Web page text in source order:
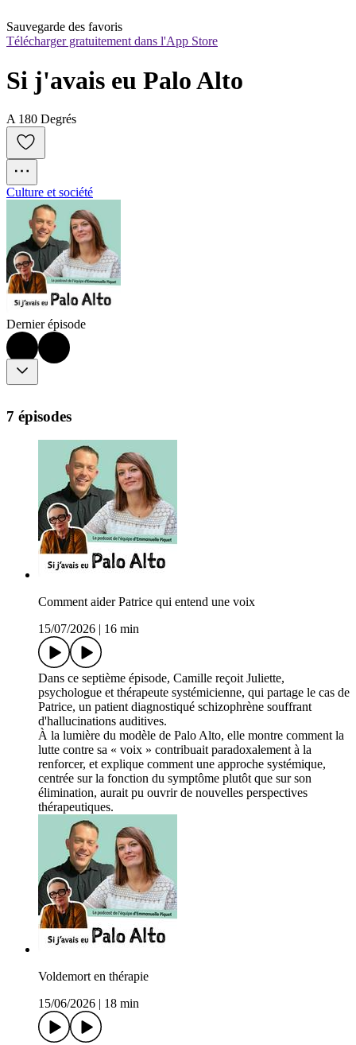
Sauvegarde des favoris
Télécharger gratuitement dans l'App Store
Si j'avais eu Palo Alto
A 180 Degrés
Culture et société
Dernier épisode
7 épisodes
Comment aider Patrice qui entend une voix
15/07/2026
16 min
Dans ce septième épisode, Camille reçoit Juliette,
psychologue et thérapeute systémicienne, qui partage le cas de
Patrice, un patient diagnostiqué schizophrène souffrant
d'hallucinations auditives.
À la lumière du modèle de Palo Alto, elle montre comment la
lutte contre sa « voix » contribuait paradoxalement à la
renforcer, et explique comment une approche systémique,
centrée sur la fonction du symptôme plutôt que sur son
élimination, aurait pu ouvrir de nouvelles perspectives
thérapeutiques.
Voldemort en thérapie
15/06/2026
18 min